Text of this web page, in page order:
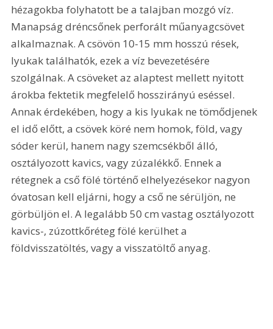
hézagokba folyhatott be a talajban mozgó víz.
Manapság dréncsőnek perforált műanyagcsövet
alkalmaznak. A csövön 10-15 mm hosszú rések,
lyukak találhatók, ezek a víz bevezetésére
szolgálnak. A csöveket az alaptest mellett nyitott
árokba fektetik megfelelő hosszirányú eséssel.
Annak érdekében, hogy a kis lyukak ne tömődjenek
el idő előtt, a csövek köré nem homok, föld, vagy
sóder kerül, hanem nagy szemcsékből álló,
osztályozott kavics, vagy zúzalékkő. Ennek a
rétegnek a cső fölé történő elhelyezésekor nagyon
óvatosan kell eljárni, hogy a cső ne sérüljön, ne
görbüljön el. A legalább 50 cm vastag osztályozott
kavics-, zúzottkőréteg fölé kerülhet a
földvisszatöltés, vagy a visszatöltő anyag.